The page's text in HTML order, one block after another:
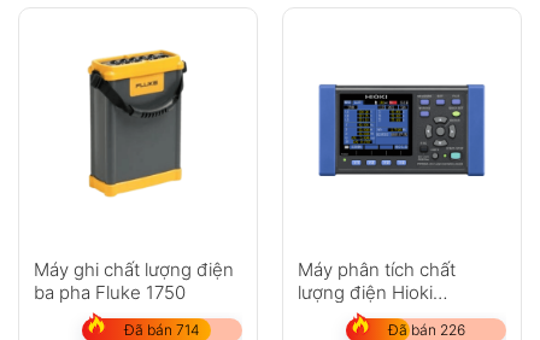
Máy ghi chất lượng điện
ba pha Fluke 1750
Đã bán 714
Máy phân tích chất
lượng điện Hioki
PW3360-21
Đã bán 226